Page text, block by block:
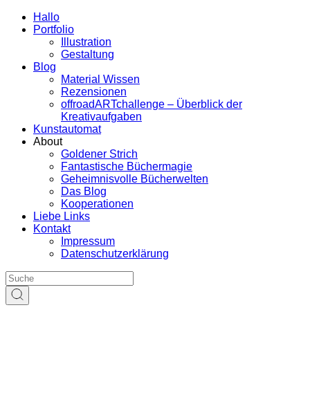
Hallo
Portfolio
Illustration
Gestaltung
Blog
Material Wissen
Rezensionen
offroadARTchallenge – Überblick der
Kreativaufgaben
Kunstautomat
About
Goldener Strich
Fantastische Büchermagie
Geheimnisvolle Bücherwelten
Das Blog
Kooperationen
Liebe Links
Kontakt
Impressum
Datenschutzerklärung